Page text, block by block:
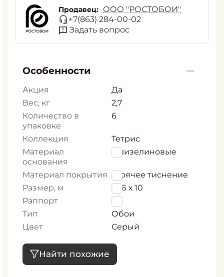
Продавец: ООО "РОСТОБОИ"
+7(863) 284-00-02
Задать вопрос
Особенности
Акция
Да
Вес, кг
2,7
Количество в
упаковке
6
Коллекция
Тетрис
Материал
основания
Флизелиновые
Материал покрытия Горячее тиснение
Размер, м
1,06 х 10
Раппорт
16
Тип
Обои
Цвет
Серый
Найти похожие